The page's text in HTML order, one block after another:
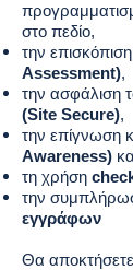
στο πεδίο,
την
Assessment),
την ασφάλιση
(Site Secure),
την επίγνωση
Awareness)
τη χρήση
την
εγγράφων
Θα